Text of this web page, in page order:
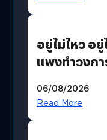
อยู่ไม่ไหว อ
แพงทำวงก
?
06/08/2026
Read More